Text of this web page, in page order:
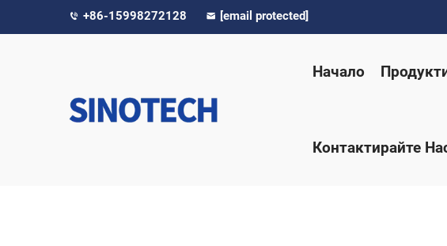
+86-15998272128 [email protected]
Начало
Контактирайте